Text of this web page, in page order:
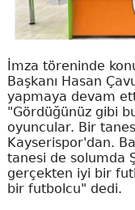
İmza töreninde
Başkanı Hasan
yapmaya devam
"Gördüğünüz gibi
oyuncular. Bir
Kayserispor'dan.
tanesi de solumda
gerçekten iyi bir
bir futbolcu" dedi.